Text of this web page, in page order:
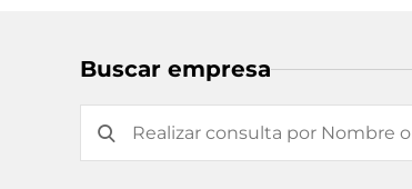
Buscar empresa